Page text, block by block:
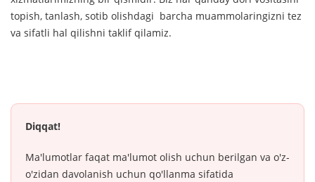
topish, tanlash, sotib olishdagi barcha muammolaringizni tez
va sifatli hal qilishni taklif qilamiz.
Diqqat!
Ma'lumotlar faqat ma'lumot olish uchun berilgan va o'z-
o'zidan davolanish uchun qo'llanma sifatida